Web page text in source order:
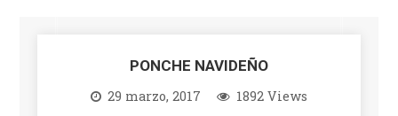
PONCHE NAVIDEÑO
29 marzo, 2017
1892 Views